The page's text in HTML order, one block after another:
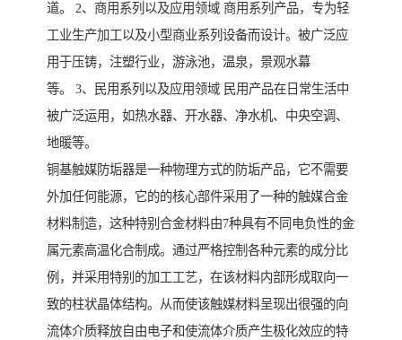
道。 2、商用系列以及应用领域 商用系列产品，专为轻
工业生产加工以及小型商业系列设备而设计。被广泛应
用于压铸，注塑行业，游泳池，温泉，景观水幕
等。 3、民用系列以及应用领域 民用产品在日常生活中
被广泛运用，如热水器、开水器、净水机、中央空调、
地暖等。
铜基触媒防垢器是一种物理方式的防垢产品，它不需要
外加任何能源，它的的核心部件采用了一种的触媒合金
材料制造，这种特别合金材料由7种具有不同电负性的金
属元素高温化合制成。通过严格控制各种元素的成分比
例，并采用特别的加工工艺，在该材料内部形成取向一
致的柱状晶体结构。从而使该触媒材料呈现出很强的向
流体介质释放自由电子和使流体介质产生极化效应的特